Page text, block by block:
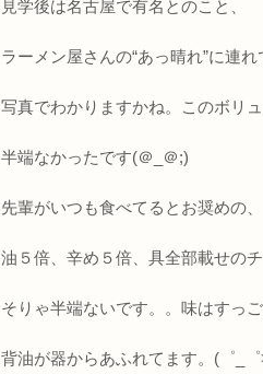
見学後は名古屋で有名とのこと、
ラーメン屋さんの“あっ晴れ”に連れ
写真でわかりますかね。このボリ
半端なかったです(＠_＠;)
先輩がいつも食べてるとお奨めの、
油５倍、辛め５倍、具全部載せの
そりゃ半端ないです。。味はすっ
背油が器からあふれてます。(゜_